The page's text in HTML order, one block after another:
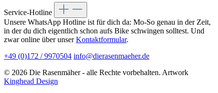
Service-Hotline
Unsere WhatsApp Hotline ist für dich da: Mo-So genau in der Zeit,
in der du dich eigentlich schon aufs Bike schwingen solltest. Und
zwar online über unserKontaktformular.
+49 (0)172 / 9970504 info@dierasenmaeher.de
© 2026 Die Rasenmäher - alle Rechte vorbehalten. Artwork
Kinghead Design